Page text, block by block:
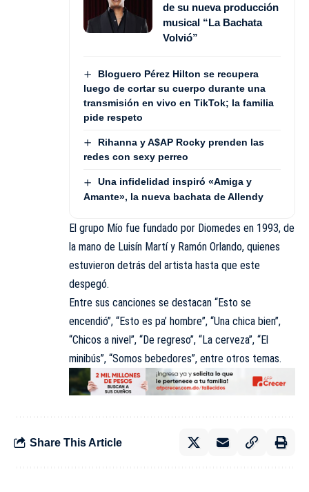
de su nueva producción
musical “La Bachata
Volvió”
Bloguero Pérez Hilton se recupera
luego de cortar su cuerpo durante una
transmisión en vivo en TikTok; la familia
pide respeto
Rihanna y A$AP Rocky prenden las
redes con sexy perreo
Una infidelidad inspiró «Amiga y
Amante», la nueva bachata de Allendy
El grupo Mío fue fundado por Diomedes en 1993, de
la mano de Luisín Martí y Ramón Orlando, quienes
estuvieron detrás del artista hasta que este
despegó.
Entre sus canciones se destacan “Esto se
encendió”, “Esto es pa’ hombre”, “Una chica bien”,
“Chicos a nivel”, “De regreso”, “La cerveza”, “El
minibús”, “Somos bebedores”, entre otros temas.
Share This Article